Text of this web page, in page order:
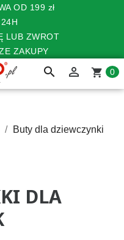
OD 199 zł
LUB ZWROT
ZAKUPY
search  shopping_cart 0
Buty dla dziewczynki
DLA